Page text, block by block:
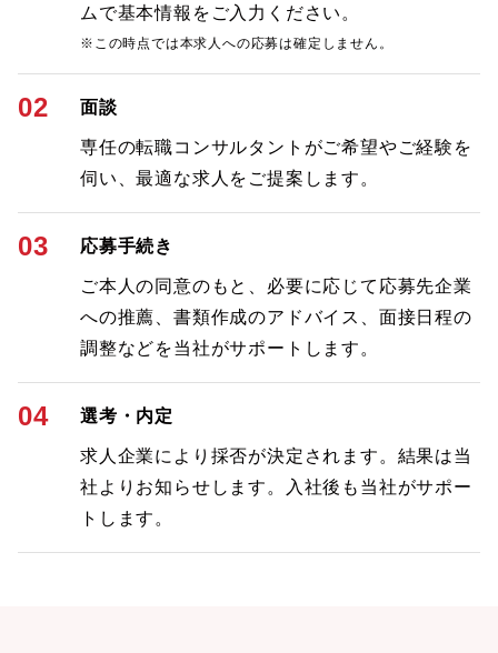
ムで基本情報をご入力ください。
※この時点では本求人への応募は確定しません。
02 面談
専任の転職コンサルタントがご希望やご経験を
伺い、最適な求人をご提案します。
03 応募手続き
ご本人の同意のもと、必要に応じて応募先企業
への推薦、書類作成のアドバイス、面接日程の
調整などを当社がサポートします。
04 選考・内定
求人企業により採否が決定されます。結果は当
社よりお知らせします。入社後も当社がサポー
トします。